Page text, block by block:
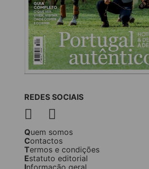
REDES SOCIAIS
Quem somos
Contactos
Termos e condições
Estatuto editorial
Informação geral